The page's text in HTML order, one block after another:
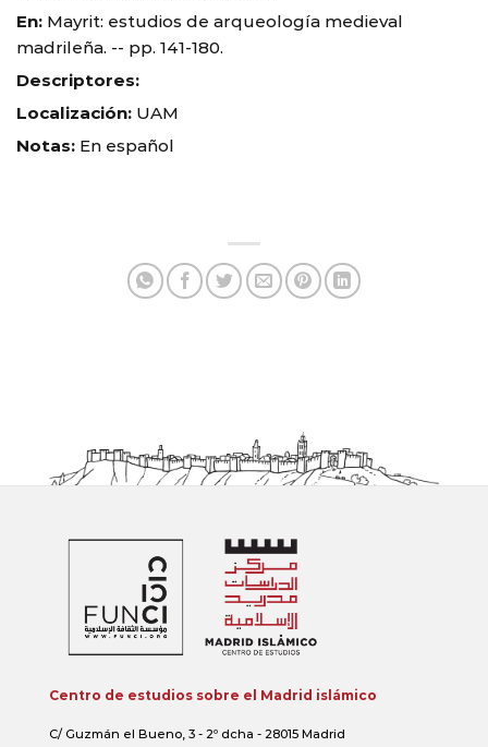
En: Mayrit: estudios de arqueología medieval
madrileña. -- pp. 141-180.
Descriptores:
Localización: UAM
Notas: En español
Centro de estudios sobre el Madrid islámico
C/ Guzmán el Bueno, 3 - 2º dcha - 28015 Madrid